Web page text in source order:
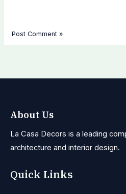
About Us
La Casa Decors is a leading
architecture and interior design.
Quick Links